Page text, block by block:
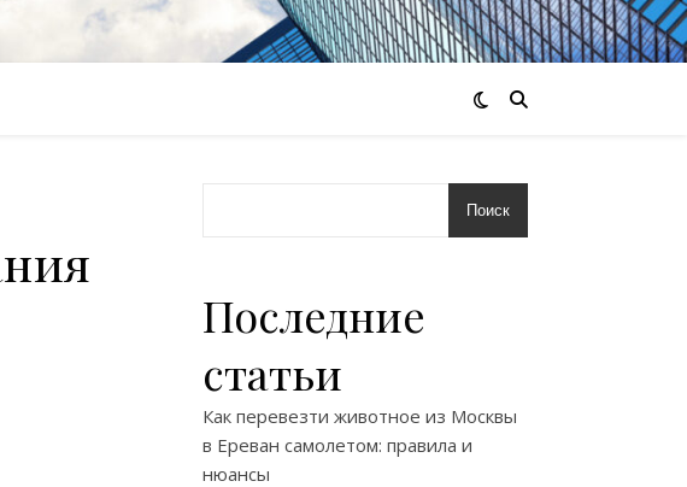
Поиск
Последние
статьи
Как перевезти животное из Москвы
в Ереван самолетом: правила и
нюансы